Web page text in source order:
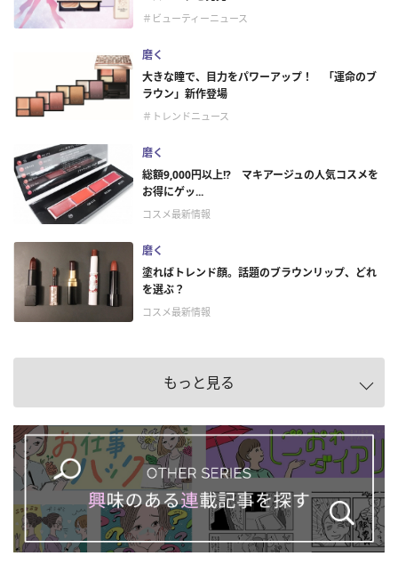
＃ビューティーニュース
磨く
大きな瞳で、目力をパワーアップ！ 「運命のブ
ラウン」新作登場
＃トレンドニュース
磨く
総額9,000円以上!? マキアージュの人気コスメを
お得にゲッ...
コスメ最新情報
磨く
塗ればトレンド顔。話題のブラウンリップ、どれ
を選ぶ？
コスメ最新情報
もっと見る